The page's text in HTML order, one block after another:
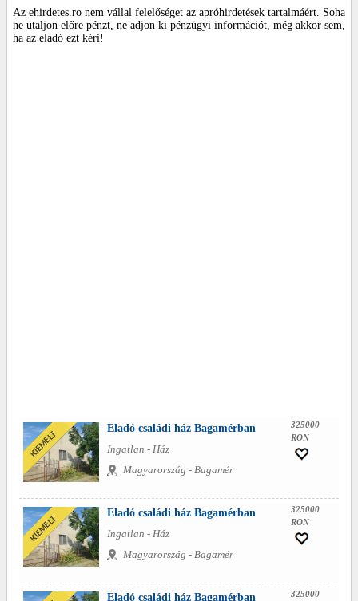
Az ehirdetes.ro nem vállal felelőséget az apróhirdetések tartalmáért. Soha
ne utaljon előre pénzt, ne adjon ki pénzügyi információt, még akkor sem,
ha az eladó ezt kéri!
Eladó családi ház Bagamérban
Ingatlan - Ház
Magyarország - Bagamér
325000
RON
Eladó családi ház Bagamérban
Ingatlan - Ház
Magyarország - Bagamér
325000
RON
Eladó családi ház Bagamérban 325000